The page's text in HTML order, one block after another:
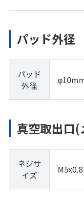
パッド外径
パッド
外径
真空取出口(
ネジサ
イズ
M5x0.8